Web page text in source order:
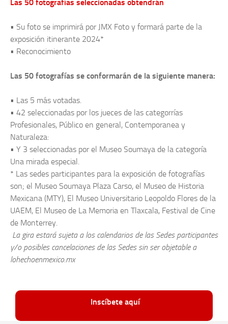
Las 50 fotografías seleccionadas obtendrán
• Su foto se imprimirá por JMX Foto y formará parte de la
exposición itinerante 2024*
• Reconocimiento
Las 50 fotografías se conformarán de la siguiente manera:
• Las 5 más votadas.
• 42 seleccionadas por los jueces de las categorrías
Profesionales, Público en general, Contemporanea y
Naturaleza:
• Y 3 seleccionadas por el Museo Soumaya de la categoría
Una mirada especial.
* Las sedes participantes para la exposición de fotografías
son; el Museo Soumaya Plaza Carso, el Museo de Historia
Mexicana (MTY), El Museo Universitario Leopoldo Flores de la
UAEM, El Museo de La Memoria en Tlaxcala, Festival de Cine
de Monterrey.
La gira estará sujeta a los calendarios de las Sedes participantes
y/o posibles cancelaciones de las Sedes sin ser objetable a
lohechoenmexico.mx
Inscíbete aquí